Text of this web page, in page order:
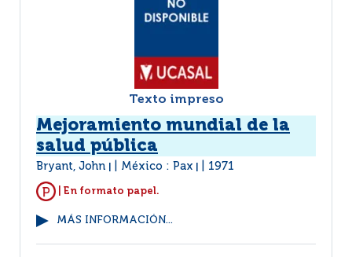
Texto impreso
Mejoramiento mundial de la
salud pública
Bryant, John México : Pax 1971
| En formato papel.
MÁS INFORMACIÓN...